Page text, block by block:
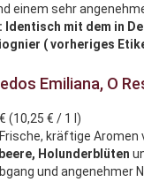
einem sehr
Identisch mit dem in
( vorheriges
Emiliana, O
(10,25 € / 1 l)
kräftige Aromen
Holunderblüten
und angenehmer